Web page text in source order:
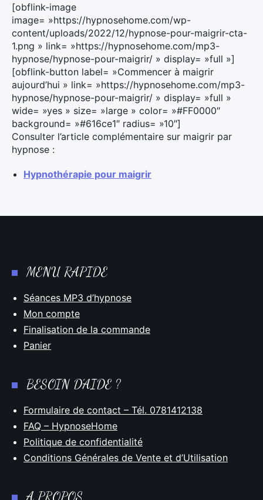
[obflink-image
image= »https://hypnosehome.com/wp-
content/uploads/2022/12/hypnose-pour-maigrir-cta-
1.png » link= »https://hypnosehome.com/mp3-
hypnose/hypnose-pour-maigrir/ » display= »full »]
[obflink-button label= »Commencer à maigrir
aujourd’hui » link= »https://hypnosehome.com/mp3-
hypnose/hypnose-pour-maigrir/ » display= »full »
wide= »yes » size= »large » color= »#FF0000″
background= »#616ce1″ radius= »10″]
Consulter l’article complémentaire sur maigrir par
hypnose :
Hypnothérapie pour maigrir
MENU RAPIDE
Séances MP3 d’hypnose
Mon compte
Finalisation de la commande
Panier
BESOIN D’AIDE ?
Formulaire de contact – Tél. 0781412138
FAQ – HypnoseHome
Politique de confidentialité
Conditions Générales de Vente et d’Utilisation
A PROPOS